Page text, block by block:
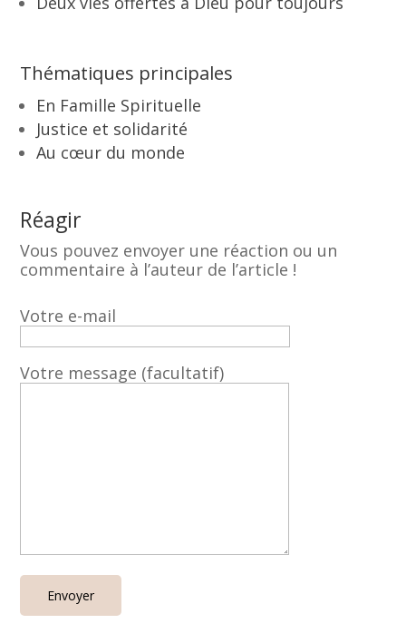
Thématiques principales
En Famille Spirituelle
Justice et solidarité
Au cœur du monde
Réagir
Vous pouvez envoyer une réaction ou un
commentaire à l’auteur de l’article !
Votre e-mail
Votre message (facultatif)